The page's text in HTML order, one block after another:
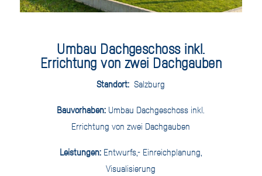
Umbau Dachgeschoss inkl.
Errichtung von zwei Dachgauben
Standort: Salzburg
Bauvorhaben: Umbau Dachgeschoss inkl.
Errichtung von zwei Dachgauben
Leistungen: Entwurfs,- Einreichplanung,
Visualisierung